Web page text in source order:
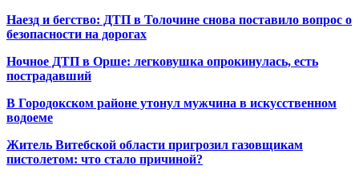
Наезд и бегство: ДТП в Толочине снова поставило вопрос о
безопасности на дорогах
Ночное ДТП в Орше: легковушка опрокинулась, есть
пострадавший
В Городокском районе утонул мужчина в искусственном
водоеме
Житель Витебской области пригрозил газовщикам
пистолетом: что стало причиной?